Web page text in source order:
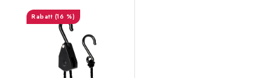
Aufhängesystem,
Traglast 5 kg
(16 %)